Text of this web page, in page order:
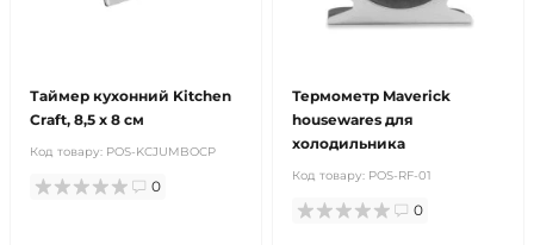
Таймер кухонний Kitchen
Craft, 8,5 х 8 см
Код товару: POS-KCJUMBOCP
0
Термометр Maverick
housewares для
холодильника
Код товару: POS-RF-01
0